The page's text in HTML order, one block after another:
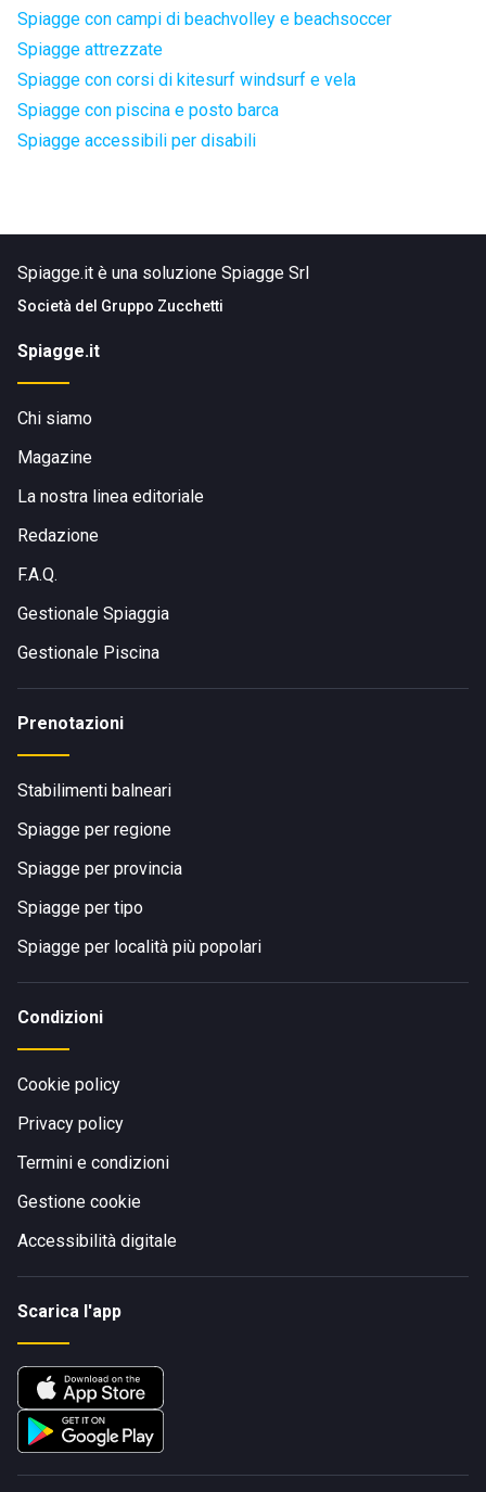
Spiagge con campi di beachvolley e beachsoccer
Spiagge attrezzate
Spiagge con corsi di kitesurf windsurf e vela
Spiagge con piscina e posto barca
Spiagge accessibili per disabili
Spiagge.it è una soluzione Spiagge Srl
Società del Gruppo Zucchetti
Spiagge.it
Chi siamo
Magazine
La nostra linea editoriale
Redazione
F.A.Q.
Gestionale Spiaggia
Gestionale Piscina
Prenotazioni
Stabilimenti balneari
Spiagge per regione
Spiagge per provincia
Spiagge per tipo
Spiagge per località più popolari
Condizioni
Cookie policy
Privacy policy
Termini e condizioni
Gestione cookie
Accessibilità digitale
Scarica l'app